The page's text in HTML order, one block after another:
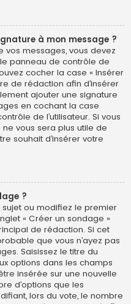
à mon message ?
vos messages, vous devez
panneau de contrôle de
cocher la case « Insérer
de rédaction afin d’insérer
ajouter une signature
en cochant la case
de l’utilisateur. Si vous
vous sera plus utile de
souhait d’insérer votre
?
ou modifiez le premier
« Créer un sondage »
de rédaction. Si cet
que vous n’ayez pas
Saisissez le titre du
options dans les champs
insérée sur une nouvelle
d’options que les
lors du vote, le nombre